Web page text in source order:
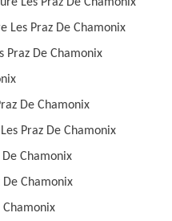
Les Praz De Chamonix
Praz De Chamonix
De Chamonix
Praz De Chamonix
Chamonix
Chamonix
Chamonix